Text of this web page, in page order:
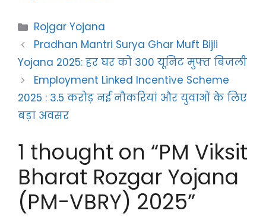
Categories
Rojgar Yojana
Pradhan Mantri Surya Ghar Muft Bijli
Yojana 2025: हर घर को 300 यूनिट मुफ्त बिजली
Employment Linked Incentive Scheme
2025 : 3.5 करोड़ नई नौकरियां और युवाओं के लिए
बड़ा अवसर
1 thought on “PM Viksit
Bharat Rozgar Yojana
(PM-VBRY) 2025”